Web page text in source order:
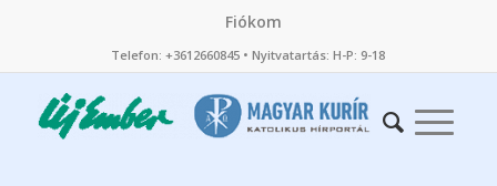
Fiókom
Telefon: +3612660845 • Nyitvatartás: H-P: 9-18